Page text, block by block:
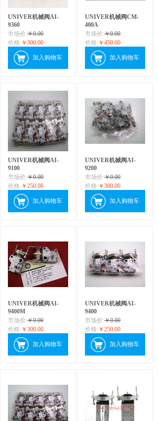
UNIVER机械阀AI-
9360
市场价:￥0.00
价格: ￥300.00
加入购物车
UNIVER机械阀CM-
400A
市场价:￥0.00
价格: ￥450.00
加入购物车
​UNIVER机械阀AI-
9100
市场价:￥0.00
价格: ￥250.00
加入购物车
UNIVER机械阀AI-
9200
市场价:￥0.00
价格: ￥300.00
加入购物车
UNIVER机械阀AI-
9400M
市场价:￥0.00
价格: ￥300.00
加入购物车
UNIVER机械阀AI-
9400
市场价:￥0.00
价格: ￥250.00
加入购物车